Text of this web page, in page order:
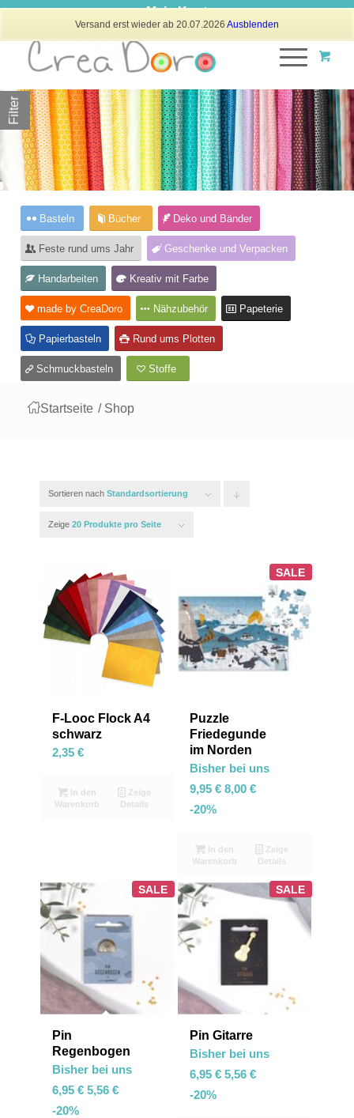
Mein Konto
Basteln Bücher Deko und Bänder
Feste rund ums Jahr Geschenke und Verpacken
Handarbeiten Kreativ mit Farbe
made by CreaDoro Nähzubehör Papeterie
Papierbasteln Rund ums Plotten
Schmuckbasteln Stoffe
Startseite / Shop
Sortieren nach Standardsortierung
in
absteigender
Reihenfolge
sortieren
Zeige 20 Produkte pro Seite
F-Looc Flock A4
schwarz
2,35 €
In den
Warenkorb
Zeige
Details
SALE
Puzzle
Friedegunde
im Norden
Bisher bei uns
9,95 € 8,00 €
-20%
In den
Warenkorb
Zeige
Details
SALE
Pin
Regenbogen
Bisher bei uns
6,95 € 5,56 €
-20%
SALE
Pin Gitarre
Bisher bei uns
6,95 € 5,56 €
-20%
Filter
Versand erst wieder ab 20.07.2026 Ausblenden